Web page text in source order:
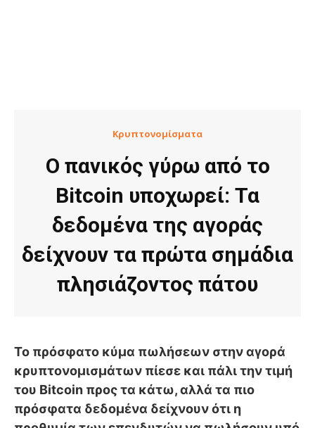
Κρυπτονομίσματα
Ο πανικός γύρω από το
Bitcoin υποχωρεί: Τα
δεδομένα της αγοράς
δείχνουν τα πρώτα σημάδια
πλησιάζοντος πάτου
Το πρόσφατο κύμα πωλήσεων στην αγορά
κρυπτονομισμάτων πίεσε και πάλι την τιμή
του Bitcoin προς τα κάτω, αλλά τα πιο
πρόσφατα δεδομένα δείχνουν ότι η